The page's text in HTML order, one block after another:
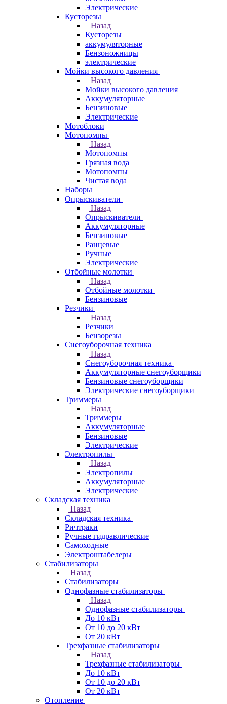
Электрические
Кусторезы
Назад
Кусторезы
аккумуляторные
Бензоножницы
электрические
Мойки высокого давления
Назад
Мойки высокого давления
Аккумуляторные
Бензиновые
Электрические
Мотоблоки
Мотопомпы
Назад
Мотопомпы
Грязная вода
Мотопомпы
Чистая вода
Наборы
Опрыскиватели
Назад
Опрыскиватели
Аккумуляторные
Бензиновые
Ранцевые
Ручные
Электрические
Отбойные молотки
Назад
Отбойные молотки
Бензиновые
Резчики
Назад
Резчики
Бензорезы
Снегоуборочная техника
Назад
Снегоуборочная техника
Аккумуляторные снегоуборщики
Бензиновые снегоуборщики
Электрические снегоуборщики
Триммеры
Назад
Триммеры
Аккумуляторные
Бензиновые
Электрические
Электропилы
Назад
Электропилы
Аккумуляторные
Электрические
Складская техника
Назад
Складская техника
Ричтраки
Ручные гидравлические
Самоходные
Электроштабелеры
Стабилизаторы
Назад
Стабилизаторы
Однофазные стабилизаторы
Назад
Однофазные стабилизаторы
До 10 кВт
От 10 до 20 кВт
От 20 кВт
Трехфазные стабилизаторы
Назад
Трехфазные стабилизаторы
До 10 кВт
От 10 до 20 кВт
От 20 кВт
Отопление